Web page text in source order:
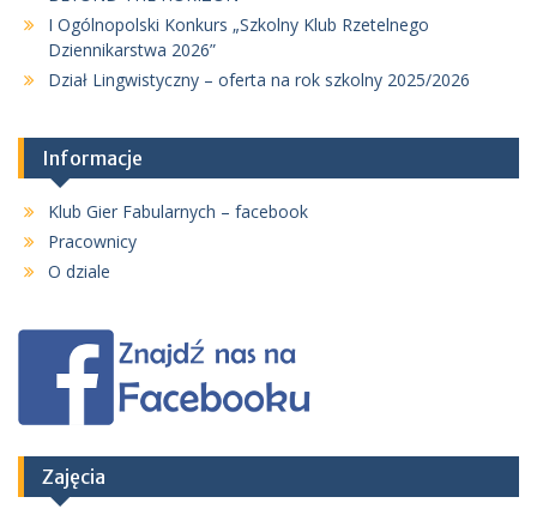
I Ogólnopolski Konkurs „Szkolny Klub Rzetelnego
Dziennikarstwa 2026”
Dział Lingwistyczny – oferta na rok szkolny 2025/2026
Informacje
Klub Gier Fabularnych – facebook
Pracownicy
O dziale
Zajęcia